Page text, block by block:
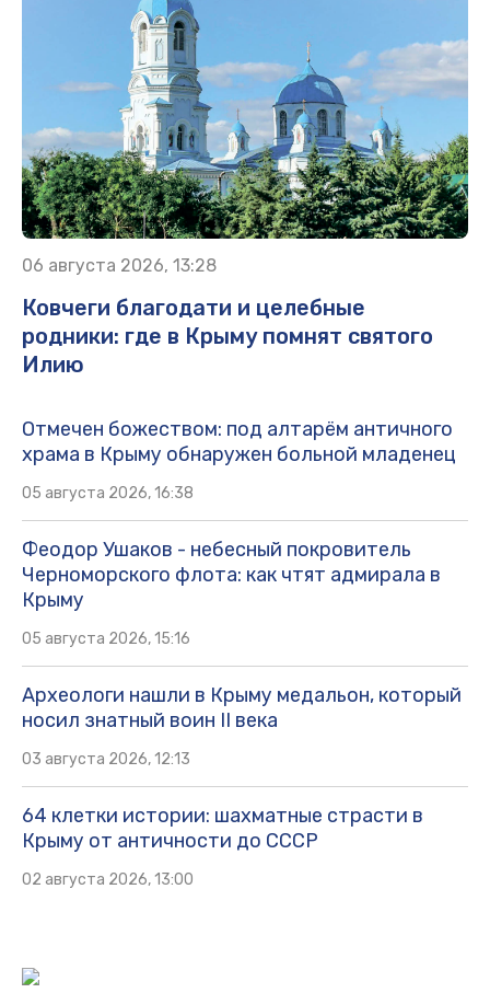
06 августа 2026, 13:28
Ковчеги благодати и целебные
родники: где в Крыму помнят святого
Илию
Отмечен божеством: под алтарём античного
храма в Крыму обнаружен больной младенец
05 августа 2026, 16:38
Феодор Ушаков - небесный покровитель
Черноморского флота: как чтят адмирала в
Крыму
05 августа 2026, 15:16
Археологи нашли в Крыму медальон, который
носил знатный воин II века
03 августа 2026, 12:13
64 клетки истории: шахматные страсти в
Крыму от античности до СССР
02 августа 2026, 13:00